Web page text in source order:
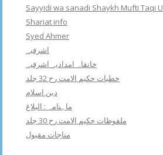
Sayyidi wa sanadi Shaykh Mufti Taqi
Shariat info
Syed Ahmer
اشرفبہ
خانقاہ امدادیہ اشرفیہ
خطبات حکیم الامت رح 32 جلد
دین اسلام
ماہنامہ : البلاغ
ملفوظات حکیم الامت رح 30 جلد
مناجات مقبول